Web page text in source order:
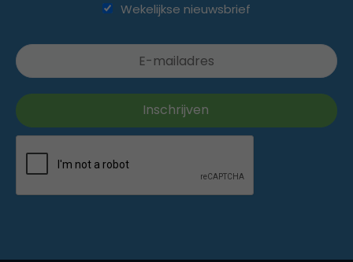
Wekelijkse nieuwsbrief